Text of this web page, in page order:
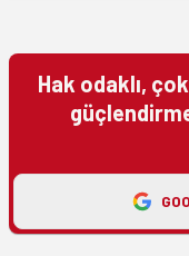
Hak odaklı,